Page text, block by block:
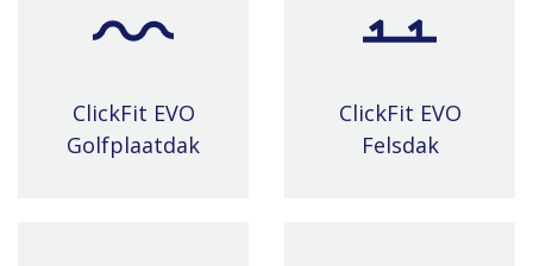
ClickFit EVO
Golfplaatdak
ClickFit EVO
Felsdak